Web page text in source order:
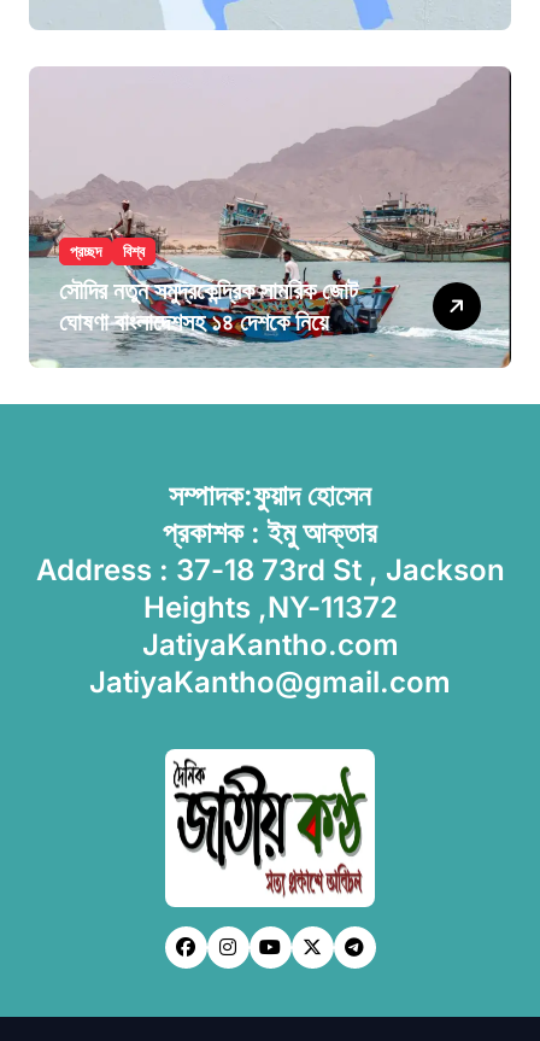
প্রচ্ছদ বিশ্ব
সৌদির নতুন সমুদ্রকেন্দ্রিক সামরিক জোট
ঘোষণা বাংলাদেশসহ ১৪ দেশকে নিয়ে
সম্পাদক:ফুয়াদ হোসেন
প্রকাশক : ইমু আক্তার
Address : 37-18 73rd St , Jackson
Heights ,NY-11372
JatiyaKantho.com
JatiyaKantho@gmail.com